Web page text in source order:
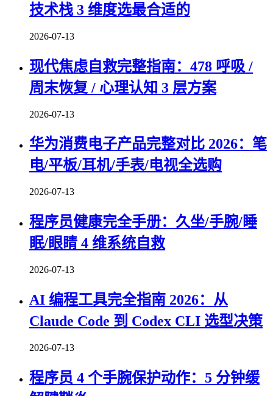
技术栈 3 维度选最合适的
2026-07-13
现代焦虑自救完整指南：478 呼吸 /
周末恢复 / 心理认知 3 层方案
2026-07-13
华为消费电子产品完整对比 2026：笔
电/平板/耳机/手表/电视全选购
2026-07-13
程序员健康完全手册：久坐/手腕/睡
眠/眼睛 4 维系统自救
2026-07-13
AI 编程工具完全指南 2026：从
Claude Code 到 Codex CLI 选型决策
2026-07-13
程序员 4 个手腕保护动作：5 分钟缓